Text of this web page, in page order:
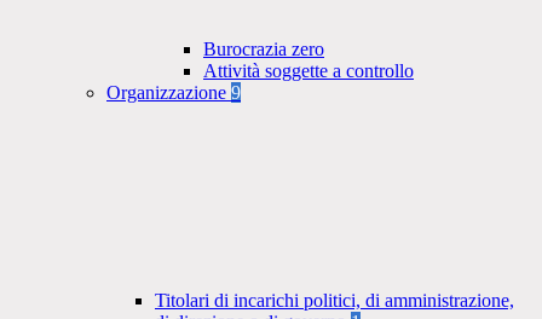
Burocrazia zero
Attività soggette a controllo
Organizzazione 9
Titolari di incarichi politici, di amministrazione,